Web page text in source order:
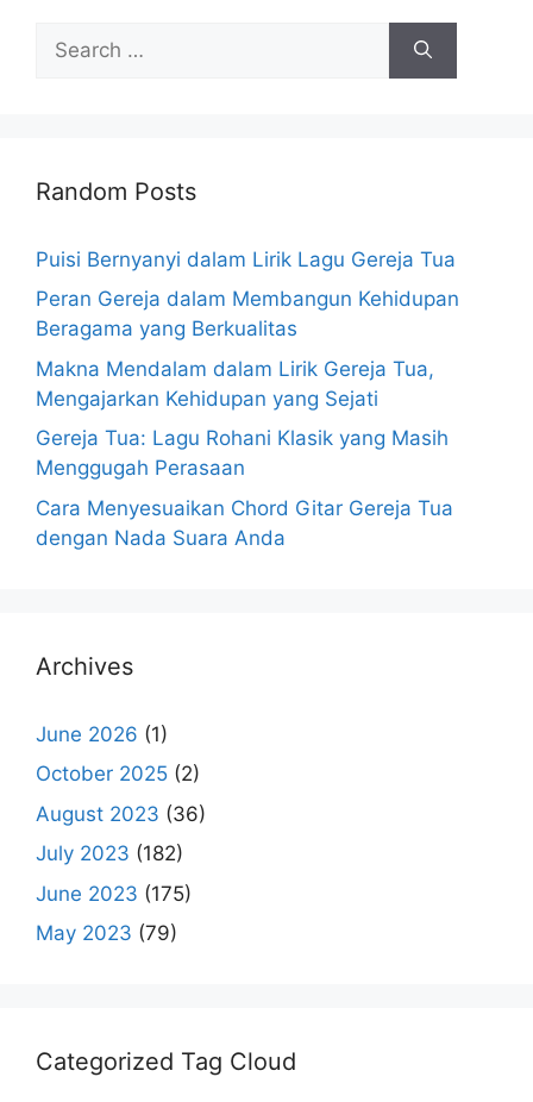
for:
Random Posts
Puisi Bernyanyi dalam Lirik Lagu Gereja Tua
Peran Gereja dalam Membangun Kehidupan
Beragama yang Berkualitas
Makna Mendalam dalam Lirik Gereja Tua,
Mengajarkan Kehidupan yang Sejati
Gereja Tua: Lagu Rohani Klasik yang Masih
Menggugah Perasaan
Cara Menyesuaikan Chord Gitar Gereja Tua
dengan Nada Suara Anda
Archives
June 2026 (1)
October 2025 (2)
August 2023 (36)
July 2023 (182)
June 2023 (175)
May 2023 (79)
Categorized Tag Cloud